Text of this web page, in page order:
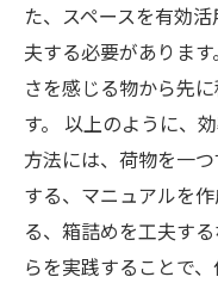
た、スペースを有効
夫する必要がありま
さを感じる物から先
す。 以上のように、
方法には、荷物を一
する、マニュアルを
る、箱詰めを工夫す
らを実践することで